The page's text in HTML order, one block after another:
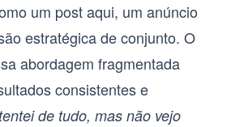
um post aqui, um anúncio
estratégica de conjunto. O
abordagem fragmentada
consistentes e
de tudo, mas não vejo